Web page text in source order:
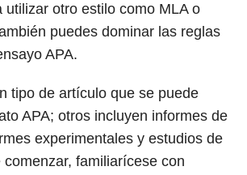
utilizar otro estilo como MLA o
puedes dominar las reglas
APA.
tipo de artículo que se puede
APA; otros incluyen informes de
experimentales y estudios de
familiarícese con